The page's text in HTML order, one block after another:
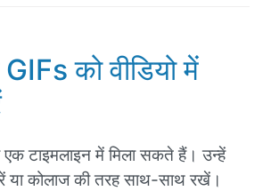
को वीडियो में
टाइमलाइन में मिला सकते हैं। उन्हें
या कोलाज की तरह साथ-साथ रखें।